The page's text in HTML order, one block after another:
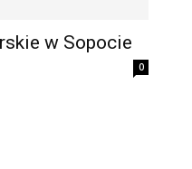
w Sopocie
0